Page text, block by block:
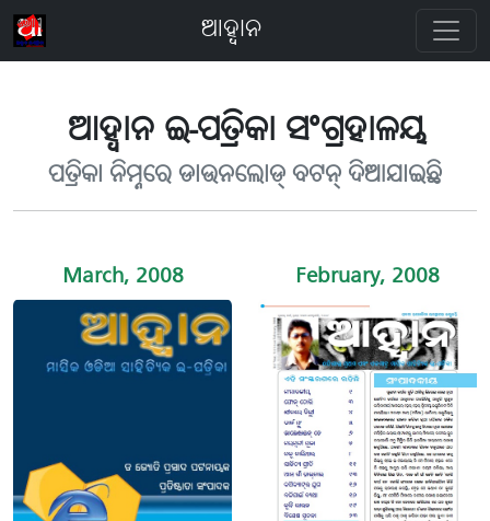
ଆହ୍ବାନ
ଆହ୍ବାନ ଇ-ପତ୍ରିକା ସଂଗ୍ରହାଳୟ
ପତ୍ରିକା ନିମ୍ନରେ ଡାଉନଲୋଡ୍ ବଟନ୍ ଦିଆଯାଇଛି
March, 2008 February, 2008